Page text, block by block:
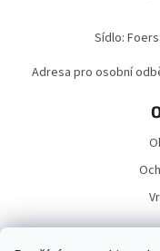
Sídlo:
Adresa pro osobní